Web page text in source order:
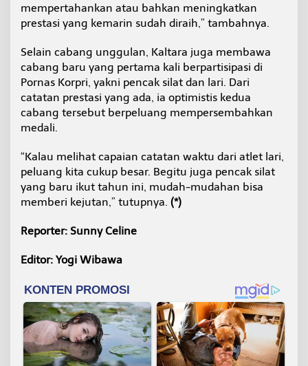
mempertahankan atau bahkan meningkatkan
prestasi yang kemarin sudah diraih,” tambahnya.
Selain cabang unggulan, Kaltara juga membawa
cabang baru yang pertama kali berpartisipasi di
Pornas Korpri, yakni pencak silat dan lari. Dari
catatan prestasi yang ada, ia optimistis kedua
cabang tersebut berpeluang mempersembahkan
medali.
“Kalau melihat capaian catatan waktu dari atlet lari,
peluang kita cukup besar. Begitu juga pencak silat
yang baru ikut tahun ini, mudah-mudahan bisa
memberi kejutan,” tutupnya. (*)
Reporter: Sunny Celine
Editor: Yogi Wibawa